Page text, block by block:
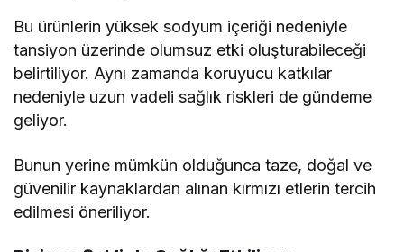
Bu ürünlerin yüksek sodyum içeriği nedeniyle
tansiyon üzerinde olumsuz etki oluşturabileceği
belirtiliyor. Aynı zamanda koruyucu katkılar
nedeniyle uzun vadeli sağlık riskleri de gündeme
geliyor.
Bunun yerine mümkün olduğunca taze, doğal ve
güvenilir kaynaklardan alınan kırmızı etlerin tercih
edilmesi öneriliyor.